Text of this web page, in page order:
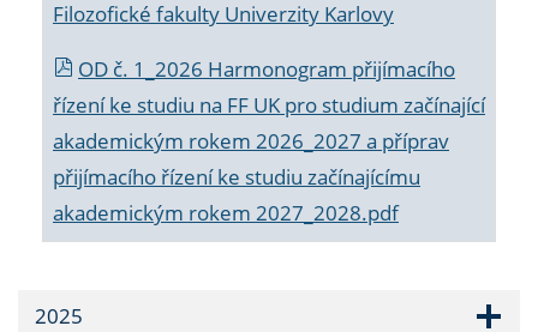
Filozofické fakulty Univerzity Karlovy
OD č. 1_2026 Harmonogram přijímacího
řízení ke studiu na FF UK pro studium začínající
akademickým rokem 2026_2027 a příprav
přijímacího řízení ke studiu začínajícímu
akademickým rokem 2027_2028.pdf
2025